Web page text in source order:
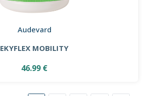
Audevard
EKYFLEX MOBILITY
46.99 €